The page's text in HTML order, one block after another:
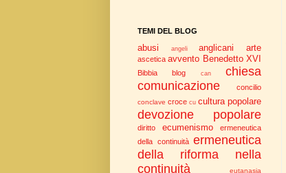
TEMI DEL BLOG
abusi angeli anglicani arte
ascetica avvento Benedetto XVI
Bibbia blog can
chiesa
comunicazione
concilio
conclave croce cu cultura popolare
devozione popolare
diritto ecumenismo
ermeneutica
della continuità ermeneutica
della riforma nella
continuità
eutanasia